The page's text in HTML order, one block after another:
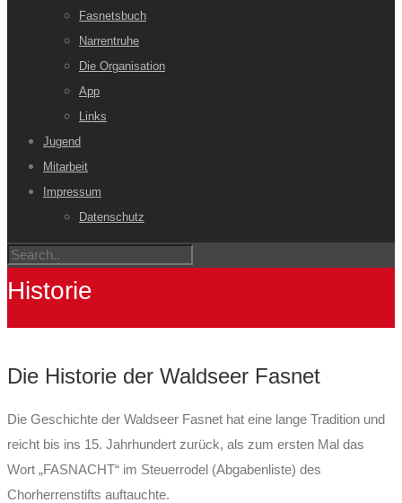
Fasnetsbuch
Narrentruhe
Die Organisation
App
Links
Jugend
Mitarbeit
Impressum
Datenschutz
Historie
Die Historie der Waldseer Fasnet
Die Geschichte der Waldseer Fasnet hat eine lange Tradition und
reicht bis ins 15. Jahrhundert zurück, als zum ersten Mal das
Wort „FASNACHT“ im Steuerrodel (Abgabenliste) des
Chorherrenstifts auftauchte.